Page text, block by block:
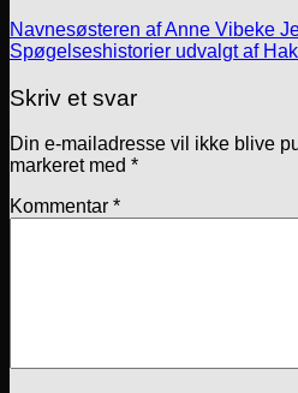
Navnesøsteren af Anne Vibeke
Spøgelseshistorier udvalgt af
Skriv et svar
Din e-mailadresse vil ikke blive
markeret med *
Kommentar *